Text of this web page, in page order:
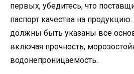
первых, убедитесь, что
паспорт качества на
должны быть указаны все
включая прочность,
водонепроницаемость.